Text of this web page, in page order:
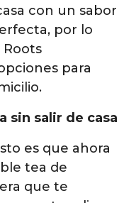
con un sabor
por lo
Roots
para
sin salir de casa
es que ahora
tea de
que te